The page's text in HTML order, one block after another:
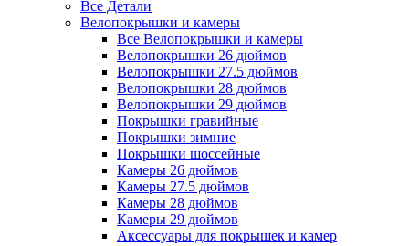
Все Детали
Велопокрышки и камеры
Все Велопокрышки и камеры
Велопокрышки 26 дюймов
Велопокрышки 27.5 дюймов
Велопокрышки 28 дюймов
Велопокрышки 29 дюймов
Покрышки гравийные
Покрышки зимние
Покрышки шоссейные
Камеры 26 дюймов
Камеры 27.5 дюймов
Камеры 28 дюймов
Камеры 29 дюймов
Аксессуары для покрышек и камер